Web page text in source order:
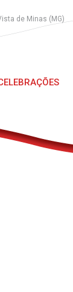
de Minas (MG)